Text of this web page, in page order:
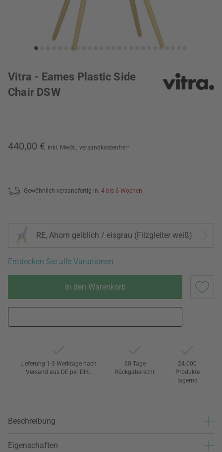
Vitra - Eames Plastic Side
Chair DSW
440,00 € inkl. MwSt., versandkostenfrei*
Gewöhnlich versandfertig in: 4 bis 6 Wochen
RE, Ahorn gelblich / eisgrau (Filzgleiter weiß)
Entdecken Sie alle Variationen
In den Warenkorb
Lieferung 1-3 Werktage nach
Versand aus DE per DHL
60 Tage
Rückgaberecht
24.000
Produkte
lagernd
Beschreibung
Eigenschaften